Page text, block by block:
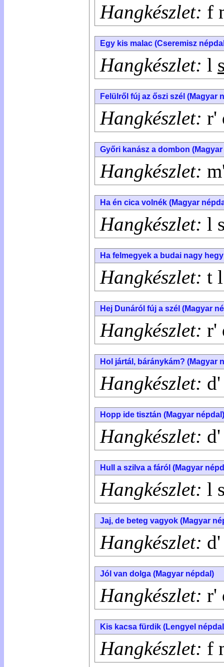
Hangkészlet: f
Egy kis malac (Cseremisz
Hangkészlet: l
Felülről fúj az őszi szél (Magyar
Hangkészlet: r'
Győri kanász a dombon
Hangkészlet:
Ha én cica volnék (Magyar
Hangkészlet: l
Ha felmegyek a budai nagy
Hangkészlet: t
Hej Dunáról fúj a szél (Magyar
Hangkészlet: r'
Hol jártál, báránykám? (Magyar
Hangkészlet:
Hopp ide tisztán (Magyar népdal)
Hangkészlet:
Hull a szilva a fáról (Magyar
Hangkészlet: l
Jaj, de beteg vagyok (Magyar
Hangkészlet:
Jól van dolga (Magyar népdal)
Hangkészlet: r'
Kis kacsa fürdik (Lengyel
Hangkészlet: f